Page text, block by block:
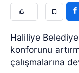
Haliliye
konforunu
çalışmalarına